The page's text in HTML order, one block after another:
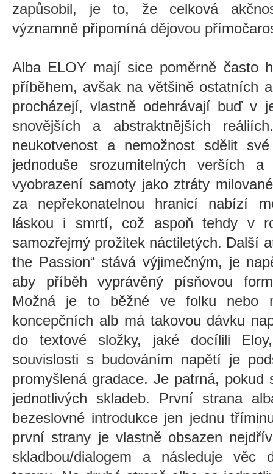
zapůsobil, je to, že celková
významně připomíná dějovou
Alba ELOY mají sice poměrně často
příběhem, avšak na většině ostatních
procházejí, vlastně odehrávají buď v
snovějších a abstraktnějších
neukotvenost a nemožnost sdělit
jednoduše srozumitelných verších
vyobrazení samoty jako ztráty
za nepřekonatelnou hranicí nabízí
láskou i smrtí, což aspoň tehdy v
samozřejmý prožitek náctiletých. Další
the Passion“ stává výjimečným, je
aby příběh vyprávěný písňovou
Možná je to běžné ve folku nebo
koncepčních alb má takovou dávku
do textové složky, jaké docílili
souvislosti s budováním napětí je
promyšlená gradace. Je patrná, pokud
jednotlivých skladeb. První strana
bezeslovné introdukce jen jednu
první strany je vlastně obsazen
skladbou/dialogem a následuje věc